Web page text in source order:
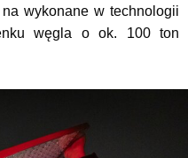
wykonane w technologii
węgla o ok. 100 ton